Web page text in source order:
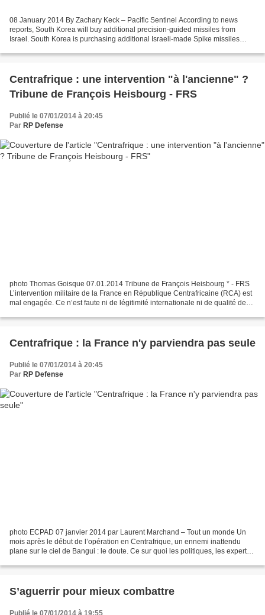
08 January 2014 By Zachary Keck – Pacific Sentinel According to news
reports, South Korea will buy additional precision-guided missiles from
Israel. South Korea is purchasing additional Israeli-made Spike missiles
Centrafrique : une intervention "à l'ancienne" ?
Tribune de François Heisbourg - FRS
Publié le 07/01/2014 à 20:45
Par RP Defense
photo Thomas Goisque 07.01.2014 Tribune de François Heisbourg * - FRS
L’intervention militaire de la France en République Centrafricaine (RCA) est
mal engagée. Ce n’est faute ni de légitimité internationale ni de qualité de
Centrafrique : la France n'y parviendra pas seule
Publié le 07/01/2014 à 20:45
Par RP Defense
photo ECPAD 07 janvier 2014 par Laurent Marchand – Tout un monde Un
mois après le début de l’opération en Centrafrique, un ennemi inattendu
plane sur le ciel de Bangui : le doute. Ce sur quoi les politiques, les experts,
S’aguerrir pour mieux combattre